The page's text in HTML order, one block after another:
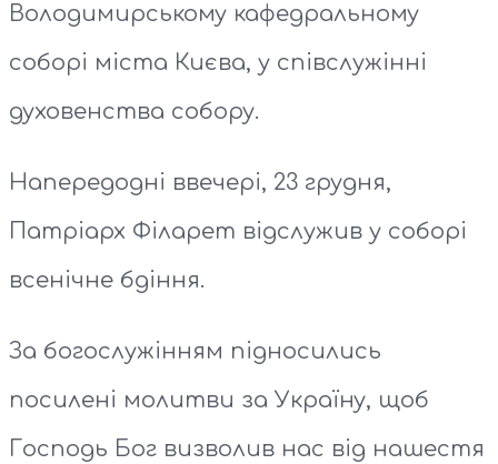
Володимирському кафедральному
соборі міста Києва, у співслужінні
духовенства собору.
Напередодні ввечері, 23 грудня,
Патріарх Філарет відслужив у соборі
всенічне бдіння.
За богослужінням підносились
посилені молитви за Україну, щоб
Господь Бог визволив нас від нашестя